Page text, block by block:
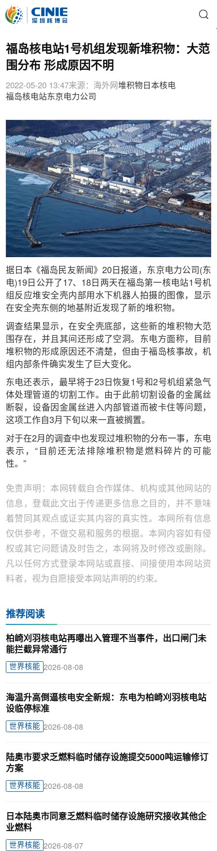
​福岛核电站1号机组发现新堆积物：大范
围分布 形成原因不明
2022-05-20 13:47来源：海外网 堆积物 日本核电
福岛核电站东京电力公司
据日本《福岛民友新闻》20日报道，东京电力公司(东
电)19日公开了17、18日两天在福岛第一核电站1号机
组反应堆安全壳内部用水下机器人拍摄的图像，显示
在安全壳东侧的地基附近发现了新的堆积物。
调查结果显示，在安全壳底部，这些新的堆积物大范
围存在，并且其间还形成了空洞。东电方面称，目前
堆积物的形成原因还不清楚，但由于福岛核事故，机
组内部条件确实发生了巨大变化。
东电还表示，最早将于23日恢复1号和2号机组紧急气
体处理管道的切割工作。由于此前切割设备的金属丝
断裂，设备因金属丝进入内部管道而被卡住等问题，
这项工作自3月下旬以来一直被搁置。
对于在2月的调查中也发现过堆积物的分布一事，东电
表示，“目前还无法排除堆积物是燃料碎片的可能
性。”
免责声明：本网转载自合作媒体、机构或其他网站的
信息，登载此文出于传递更多信息之目的，并不意味
着赞同其观点或证实其内容的真实性。本网所有信息
仅供参考，不做交易和服务的根据。本网内容如有侵
权或其它问题请及时告之，本网将及时修改或删除。
凡以任何方式登录本网站或直接、间接使用本网站资
料者，视为自愿接受本网站声明的约束。
推荐阅读
柏崎刈羽核电站再曝出入管理不当事件，出口闸门未
能拦截异常通行
世界核能 2026-08-08
海温升高倒逼核电安全新规：东电为柏崎刈羽核电站
设临停标准
世界核能 2026-08-08
陆奥市要求乏燃料临时储存设施提交5000吨运输修订
方案
世界核能 2026-08-08
日本陆奥市同意乏燃料临时储存设施研究接收其他企
业燃料
世界核能 2026-08-07